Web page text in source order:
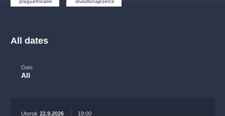
praguetheatre divadlonajezerce
All dates
Date
All
Utorok 22.9.2026 19:00
musicalsprague praguetheatre
nationaltheatre